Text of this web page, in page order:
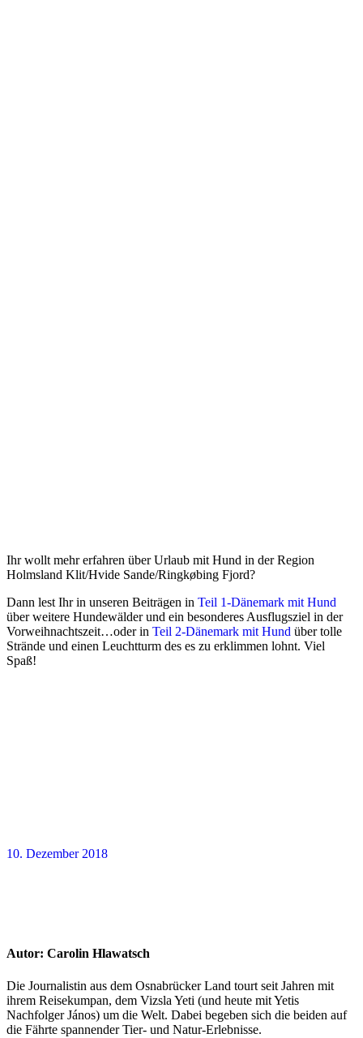
Ihr wollt mehr erfahren über Urlaub mit Hund in der Region
Holmsland Klit/Hvide Sande/Ringkøbing Fjord?
Dann lest Ihr in unseren Beiträgen in Teil 1-Dänemark mit Hund
über weitere Hundewälder und ein besonderes Ausflugsziel in der
Vorweihnachtszeit…oder in Teil 2-Dänemark mit Hund über tolle
Strände und einen Leuchtturm des es zu erklimmen lohnt. Viel
Spaß!
10. Dezember 2018
Autor: Carolin Hlawatsch
Die Journalistin aus dem Osnabrücker Land tourt seit Jahren mit
ihrem Reisekumpan, dem Vizsla Yeti (und heute mit Yetis
Nachfolger János) um die Welt. Dabei begeben sich die beiden auf
die Fährte spannender Tier- und Natur-Erlebnisse.